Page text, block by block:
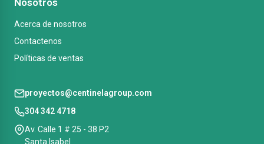
Nosotros
Acerca de nosotros
Contactenos
Políticas de ventas
proyectos@centinelagroup.com
304 342 4718
Av. Calle 1 # 25 - 38 P2
Santa Isabel